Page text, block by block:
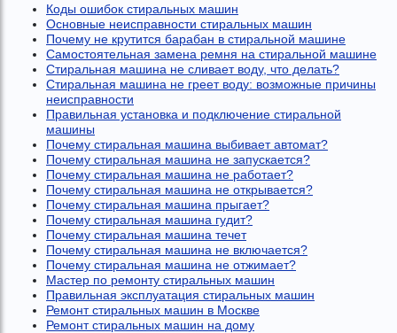
Коды ошибок стиральных машин
Основные неисправности стиральных машин
Почему не крутится барабан в стиральной машине
Самостоятельная замена ремня на стиральной машине
Стиральная машина не сливает воду, что делать?
Стиральная машина не греет воду: возможные причины
неисправности
Правильная установка и подключение стиральной
машины
Почему стиральная машина выбивает автомат?
Почему стиральная машина не запускается?
Почему стиральная машина не работает?
Почему стиральная машина не открывается?
Почему стиральная машина прыгает?
Почему стиральная машина гудит?
Почему стиральная машина течет
Почему стиральная машина не включается?
Почему стиральная машина не отжимает?
Мастер по ремонту стиральных машин
Правильная эксплуатация стиральных машин
Ремонт стиральных машин в Москве
Ремонт стиральных машин на дому